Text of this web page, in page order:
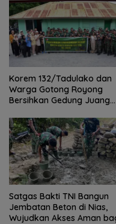
Korem 132/Tadulako dan
Warga Gotong Royong
Bersihkan Gedung Juang
Satgas Bakti TNI Bangun
Jembatan Beton di Nias,
Wujudkan Akses Aman